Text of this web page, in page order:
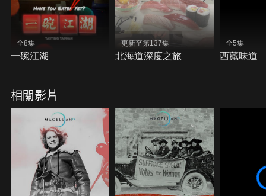
全8集
一碗江湖
更新至第137集
北海道深度之旅
全5集
西藏味道
相關影片